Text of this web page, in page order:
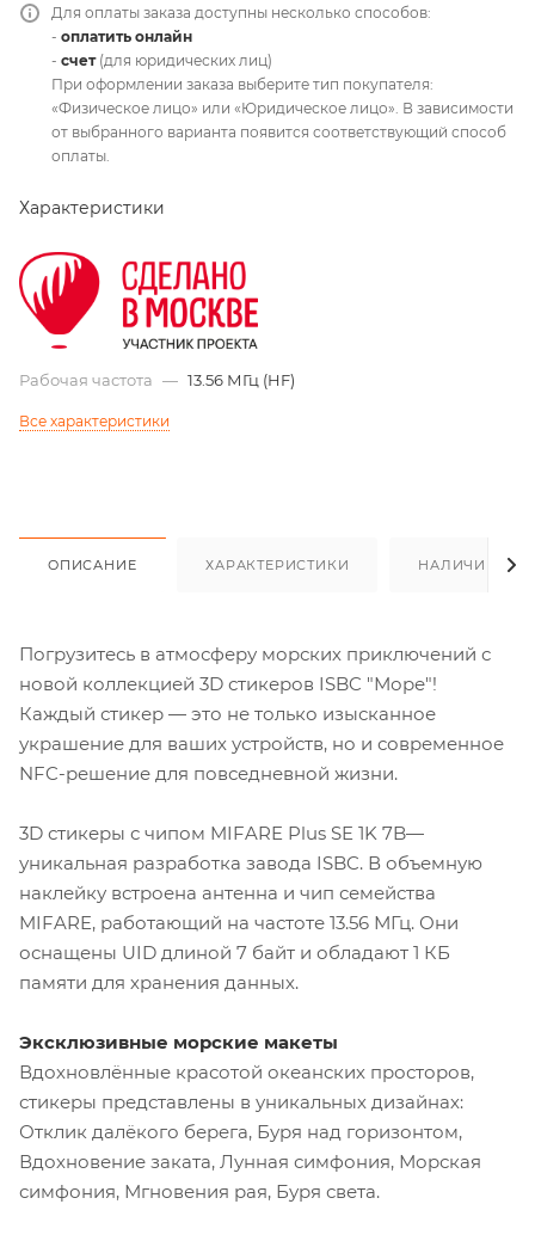
Для оплаты заказа доступны несколько способов:
- оплатить онлайн
- счет(для юридических лиц)
При оформлении заказа выберите тип покупателя:
«Физическое лицо» или «Юридическое лицо». В зависимости
от выбранного варианта появится соответствующий способ
оплаты.
Характеристики
Рабочая частота — 13.56 МГц (HF)
Все характеристики
ОПИСАНИЕ ХАРАКТЕРИСТИКИ НАЛИЧИЕ
Погрузитесь в атмосферу морских приключений с
новой коллекцией 3D стикеров ISBC "Море"!
Каждый стикер — это не только изысканное
украшение для ваших устройств, но и современное
NFC-решение для повседневной жизни.
3D стикеры с чипом MIFARE Plus SE 1K 7B—
уникальная разработка завода ISBC. В объемную
наклейку встроена антенна и чип семейства
MIFARE, работающий на частоте 13.56 МГц. Они
оснащены UID длиной 7 байт и обладают 1 КБ
памяти для хранения данных.
Эксклюзивные морские макеты
Вдохновлённые красотой океанских просторов,
стикеры представлены в уникальных дизайнах:
Отклик далёкого берега, Буря над горизонтом,
Вдохновение заката, Лунная симфония, Морская
симфония, Мгновения рая, Буря света.